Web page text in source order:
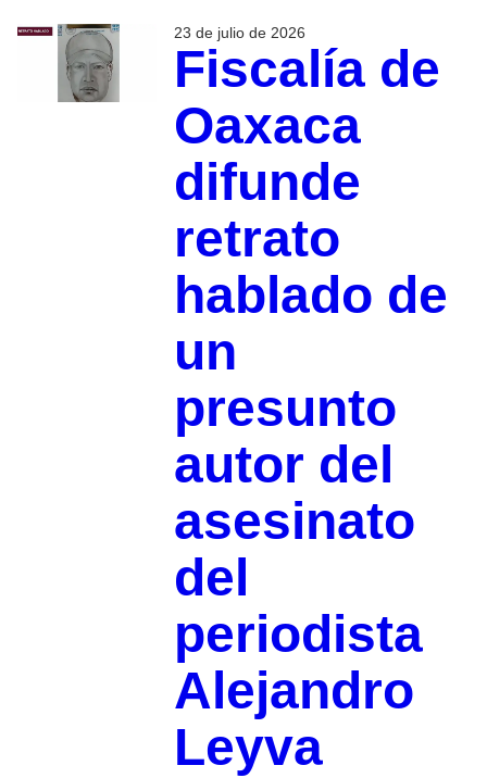
23 de julio de 2026
Fiscalía de
Oaxaca
difunde
retrato
hablado de
un
presunto
autor del
asesinato
del
periodista
Alejandro
Leyva